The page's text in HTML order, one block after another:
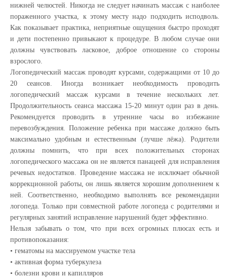
нижней челюстей. Никогда не следует начинать массаж с наиболее
пораженного участка, к этому месту надо подходить исподволь.
Как показывает практика, неприятные ощущения быстро проходят
и дети постепенно привыкают к процедуре. В любом случае они
должны чувствовать ласковое, доброе отношение со стороны
взрослого.
Логопедический массаж проводят курсами, содержащими от 10 до
20 сеансов. Иногда возникает необходимость проводить
логопедический массаж курсами в течение нескольких лет.
Продолжительность сеанса массажа 15-20 минут один раз в день.
Рекомендуется проводить в утренние часы во избежание
перевозбуждения. Положение ребенка при массаже должно быть
максимально удобным и естественным (лучше лёжа). Родители
должны помнить, что при всех положительных сторонах
логопедического массажа он не является панацеей для исправления
речевых недостатков. Проведение массажа не исключает обычной
коррекционной работы, он лишь является хорошим дополнением к
ней. Соответственно, необходимо выполнять все рекомендации
логопеда. Только при совместной работе логопеда с родителями и
регулярных занятий исправление нарушений будет эффективно.
Нельзя забывать о том, что при всех огромных плюсах есть и
противопоказания:
• гематомы на массируемом участке тела
• активная форма туберкулеза
• болезни крови и капилляров